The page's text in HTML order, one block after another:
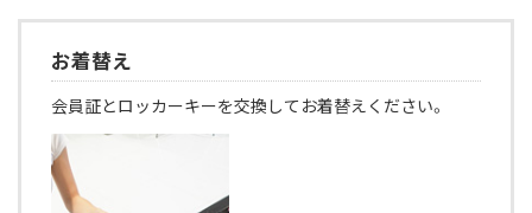
お着替え
会員証とロッカーキーを交換してお着替えください。